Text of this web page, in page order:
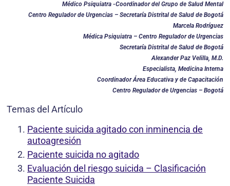
Médico Psiquiatra -Coordinador del Grupo de Salud Mental
Centro Regulador de Urgencias – Secretaría Distrital de Salud de Bogotá
Marcela Rodríguez
Médica Psiquiatra – Centro Regulador de Urgencias
Secretaría Distrital de Salud de Bogotá
Alexander Paz Velilla, M.D.
Especialista, Medicina Interna
Coordinador Área Educativa y de Capacitación
Centro Regulador de Urgencias – Bogotá
Temas del Artículo
Paciente suicida agitado con inminencia de
autoagresión
Paciente suicida no agitado
Evaluación del riesgo suicida – Clasificación
Paciente Suicida